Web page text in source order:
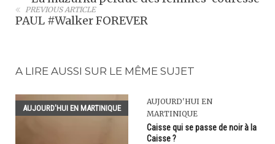
PREVIOUS ARTICLE
PAUL #Walker FOREVER
A LIRE AUSSI SUR LE MÊME SUJET
AUJOURD'HUI EN MARTINIQUE
AUJOURD'HUI EN
MARTINIQUE
Caisse qui se passe de noir à la
Caisse ?